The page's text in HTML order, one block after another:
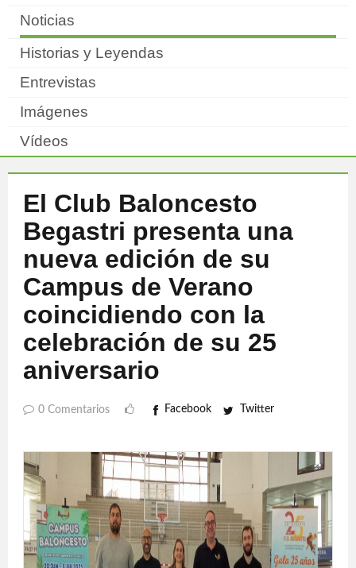
Noticias
Historias y Leyendas
Entrevistas
Imágenes
Vídeos
El Club Baloncesto
Begastri presenta una
nueva edición de su
Campus de Verano
coincidiendo con la
celebración de su 25
aniversario
0 Comentarios Facebook Twitter